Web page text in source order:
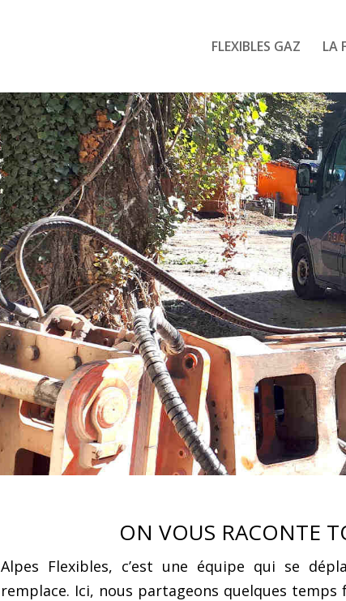
FLEXIBLES GAZ LA
ON VOUS RACONTE
Alpes Flexibles, c’est une équipe qui se
remplace. Ici, nous partageons quelques